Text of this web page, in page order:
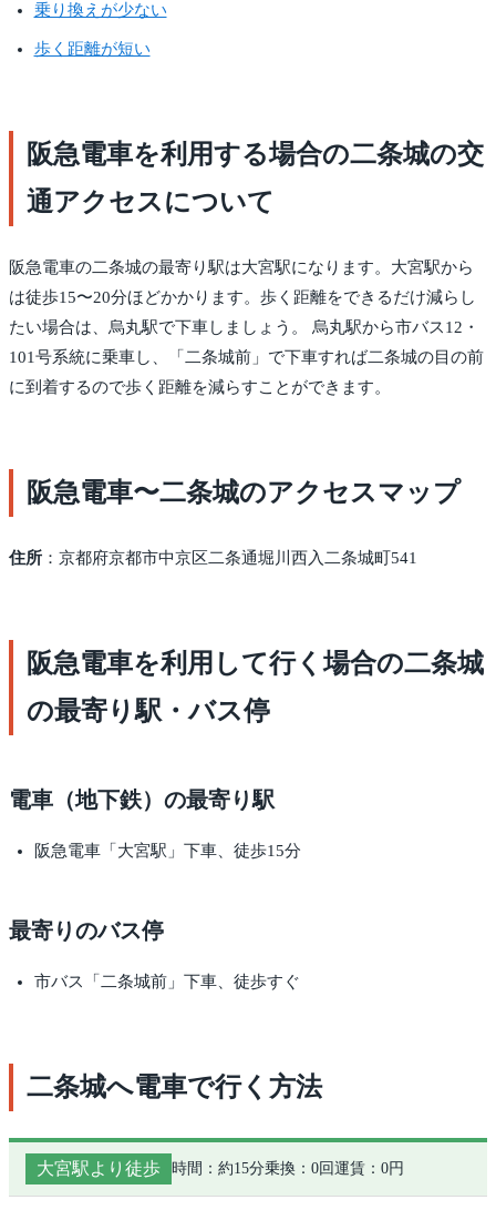
乗り換えが少ない
歩く距離が短い
阪急電車を利用する場合の二条城の交
通アクセスについて
阪急電車の二条城の最寄り駅は大宮駅になります。大宮駅から
は徒歩15〜20分ほどかかります。歩く距離をできるだけ減らし
たい場合は、烏丸駅で下車しましょう。 烏丸駅から市バス12・
101号系統に乗車し、「二条城前」で下車すれば二条城の目の前
に到着するので歩く距離を減らすことができます。
阪急電車〜二条城のアクセスマップ
住所 ：京都府京都市中京区二条通堀川西入二条城町541
阪急電車を利用して行く場合の二条城
の最寄り駅・バス停
電車（地下鉄）の最寄り駅
阪急電車「大宮駅」下車、徒歩15分
最寄りのバス停
市バス「二条城前」下車、徒歩すぐ
二条城へ電車で行く方法
大宮駅より徒歩 時間：約15分乗換：0回運賃：0円